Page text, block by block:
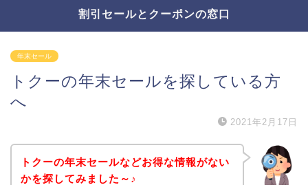
割引セールとクーポンの窓口
年末セール
トクーの年末セールを探している方
へ
2021年2月17日
トクーの年末セールなどお得な情報がない
かを探してみました～♪